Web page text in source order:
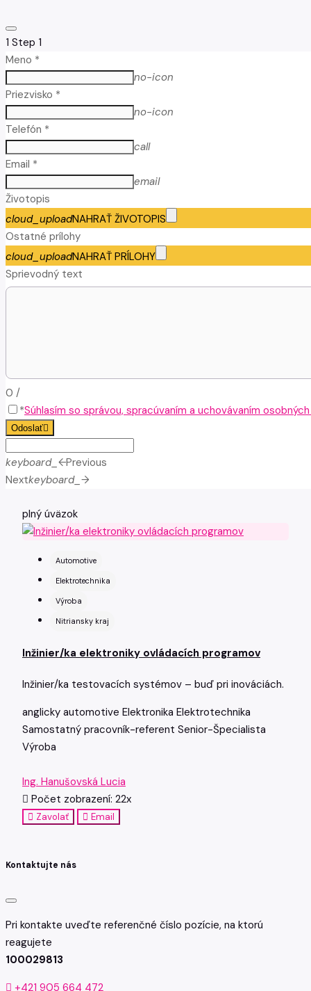
1 Step 1
Meno *
no-icon
Priezvisko *
no-icon
Telefón *
call
Email *
email
Životopis
cloud_uploadNAHRAŤ ŽIVOTOPIS
Ostatné prílohy
cloud_uploadNAHRAŤ PRÍLOHY
Sprievodný text
0 /
*Súhlasím so správou, spracúvaním a uchovávaním
Odoslať
keyboard_arrow_leftPrevious
Nextkeyboard_arrow_right
plný úväzok
Automotive
Elektrotechnika
Výroba
Nitriansky kraj
Inžinier/ka elektroniky ovládacích programov
Inžinier/ka testovacích systémov – buď pri inováciách.
anglicky automotive Elektronika Elektrotechnika
Samostatný pracovník-referent Senior-Špecialista
Výroba
Ing. Hanušovská Lucia
Počet zobrazení: 22x
Zavolať Email
Kontaktujte nás
Pri kontakte uveďte referenčné číslo pozície, na ktorú
reagujete
100029813
+421 905 664 472